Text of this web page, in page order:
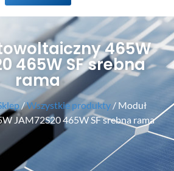
465W
465W SF srebna
rama
/Wszystkie produkty / Moduł
JAM72S20 465W SF srebna rama